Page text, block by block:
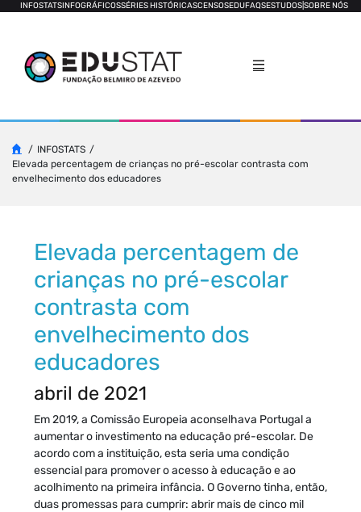
INFOSTATSINFOGRÁFICOSSÉRIES HISTÓRICASCENSOSEDUFAQSESTUDOSSOBRE NÓS
INFOSTATS
Elevada percentagem de crianças no pré-escolar contrasta com
envelhecimento dos educadores
Elevada percentagem de
crianças no pré-escolar
contrasta com
envelhecimento dos
educadores
abril de 2021
Em 2019, a Comissão Europeia aconselhava Portugal a
aumentar o investimento na educação pré-escolar. De
acordo com a instituição, esta seria uma condição
essencial para promover o acesso à educação e ao
acolhimento na primeira infância. O Governo tinha, então,
duas promessas para cumprir: abrir mais de cinco mil